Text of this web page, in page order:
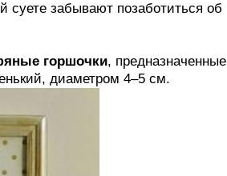
суете забывают позаботиться об
горшочки, предназначенные
диаметром 4–5 см.